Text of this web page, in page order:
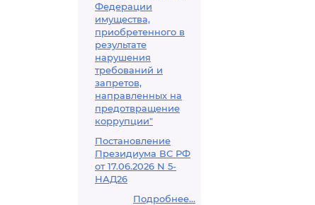
Федерации
имущества,
приобретенного в
результате
нарушения
требований и
запретов,
направленных на
предотвращение
коррупции"
Постановление
Президиума ВС РФ
от 17.06.2026 N 5-
НАД26
Подробнее...